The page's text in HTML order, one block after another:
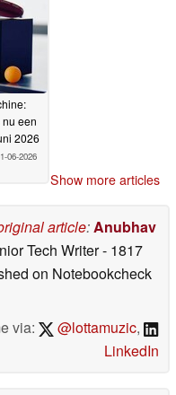
een
2026
06-2026
Show more articles
article:Anubhav
Tech Writer- 1817
on Notebookcheck
via:
@lottamuzic,
LinkedIn